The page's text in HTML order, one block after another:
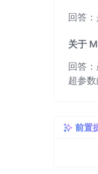
回答
关于
回答
超参
前置